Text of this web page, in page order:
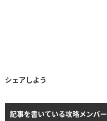
シェアしよう
記事を書いている攻略メンバー